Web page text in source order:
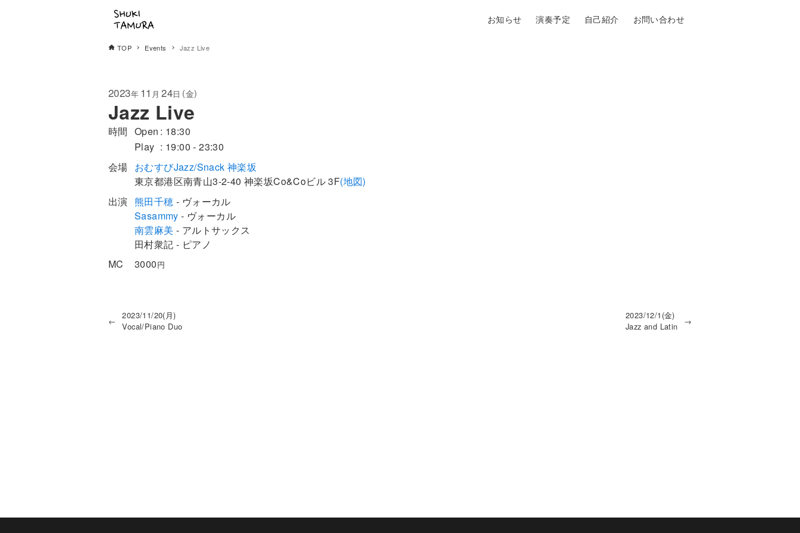
お知らせ 演奏予定 自己紹介 お問い合わせ
TOP Events Jazz Live
2023年 11 月 24日 (金)
Jazz Live
時間 Open
18:30
Play
19:00 - 23:30
会場 おむすびJazz/Snack 神楽坂
東京都港区南青山3-2-40 神楽坂Co&Coビル 3F(地図)
出演 熊田千穂 - ヴォーカル
Sasammy - ヴォーカル
南雲麻美 - アルトサックス
田村衆記 - ピアノ
MC
3000円
←
2023/11/20(月)
Vocal/Piano Duo
2023/12/1(金)
Jazz and Latin
→